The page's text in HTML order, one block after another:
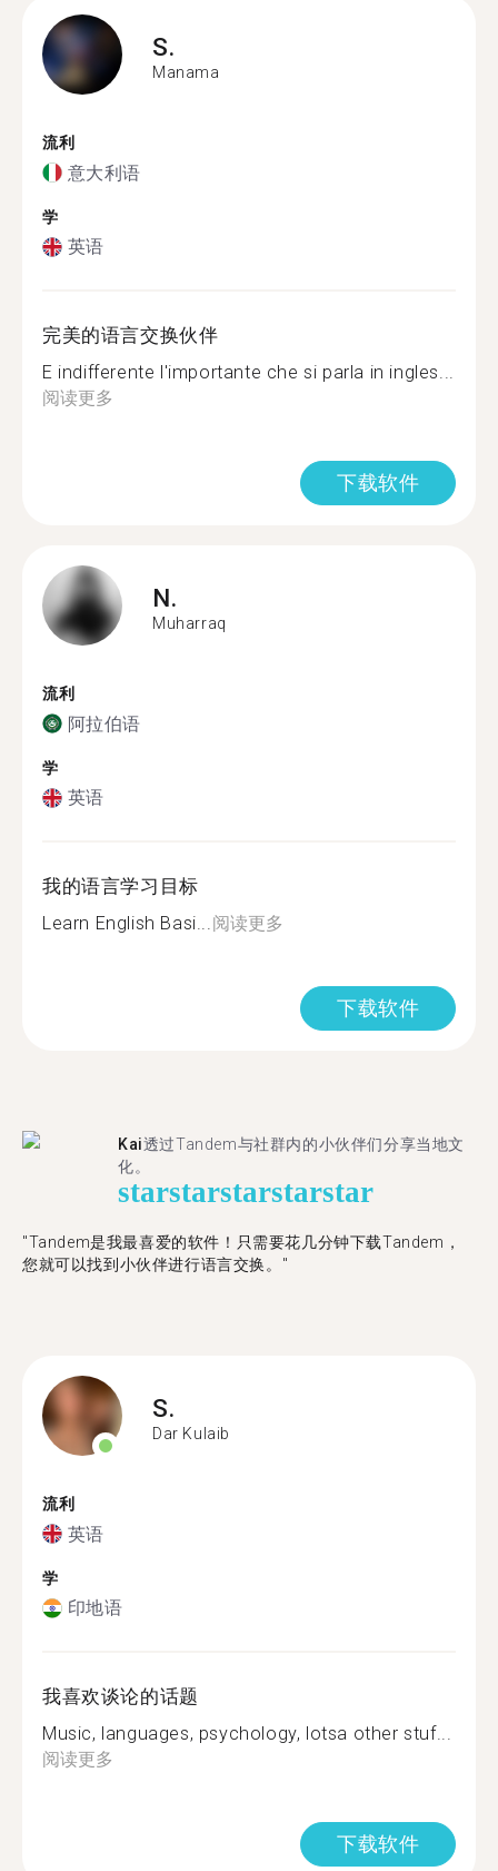
S.
Manama
流利
意大利语
学
英语
完美的语言交换伙伴
E indifferente l'importante che si parla in ingles...
阅读更多
下载软件
N.
Muharraq
流利
阿拉伯语
学
英语
我的语言学习目标
Learn English Basi...阅读更多
下载软件
Kai透过Tandem与社群内的小伙伴们分享当地文
化。
starstarstarstarstar
"Tandem是我最喜爱的软件！只需要花几分钟下载Tandem，
您就可以找到小伙伴进行语言交换。"
S.
Dar Kulaib
流利
英语
学
印地语
我喜欢谈论的话题
Music, languages, psychology, lotsa other stuf...
阅读更多
下载软件